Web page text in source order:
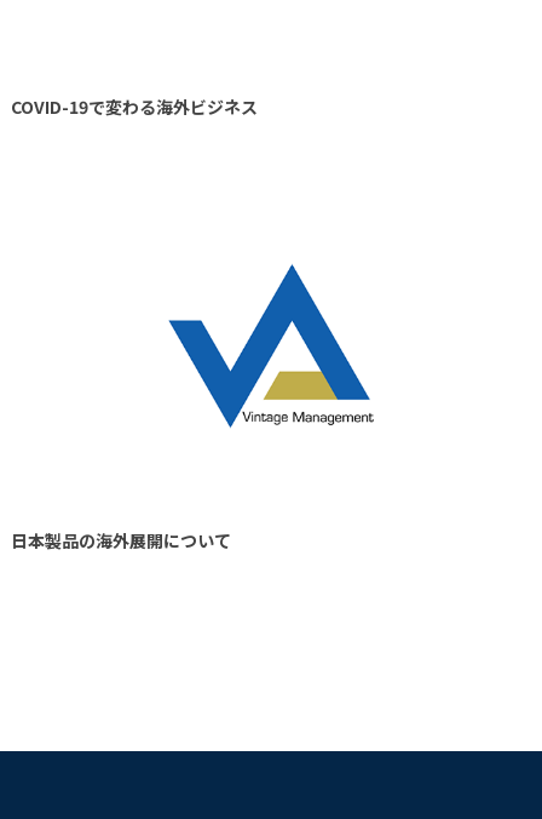
COVID-19で変わる海外ビジネス
日本製品の海外展開について